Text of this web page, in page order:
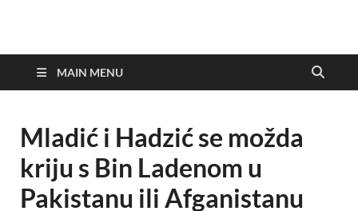
MAIN MENU
Mladić i Hadzić se možda
kriju s Bin Ladenom u
Pakistanu ili Afganistanu